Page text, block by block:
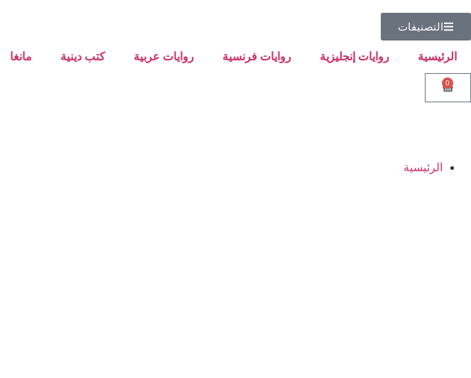
التصنيفات
الرئيسية روايات إنجليزية روايات فرنسية روايات عربية كتب دينية مانغا
0
الرئيسية